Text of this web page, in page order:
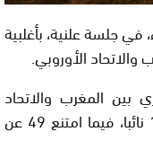
في جلسة علنية، بأغلبية
الأوروبي.
بين المغرب والاتحاد
الأوروبي بأغلبية 415 صوت، ورفض 189 نائبا، فيما امتنع 49 عن